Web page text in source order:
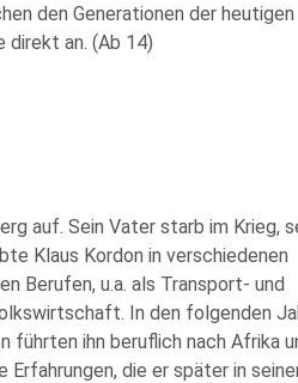
den Generationen der
direkt an. (Ab 14)
auf. Sein Vater starb im Krieg,
Klaus Kordon in verschiedenen
Berufen, u.a. als Transport- und
In den folgenden
führten ihn beruflich nach Afrika
die er später in